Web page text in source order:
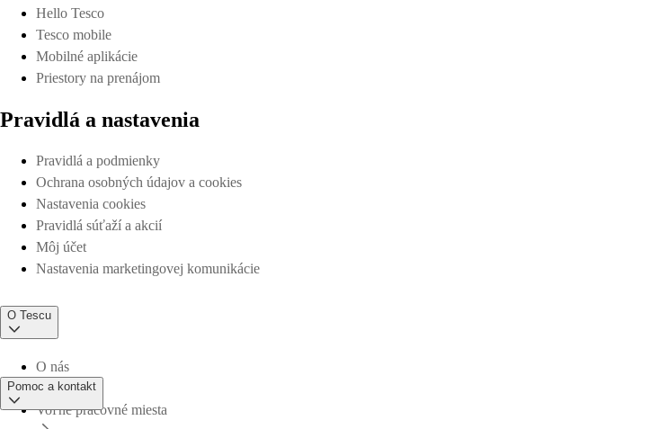
Hello Tesco
Tesco mobile
Mobilné aplikácie
Priestory na prenájom
Pravidlá a nastavenia
Pravidlá a podmienky
Ochrana osobných údajov a cookies
Nastavenia cookies
Pravidlá súťaží a akcií
Môj účet
Nastavenia marketingovej komunikácie
O Tescu
O nás
Voľné pracovné miesta
Pomoc a kontakt